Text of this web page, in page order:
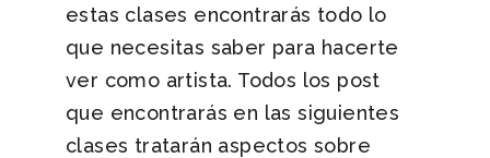
estas clases encontrarás todo lo
que necesitas saber para hacerte
ver como artista. Todos los post
que encontrarás en las siguientes
clases tratarán aspectos sobre